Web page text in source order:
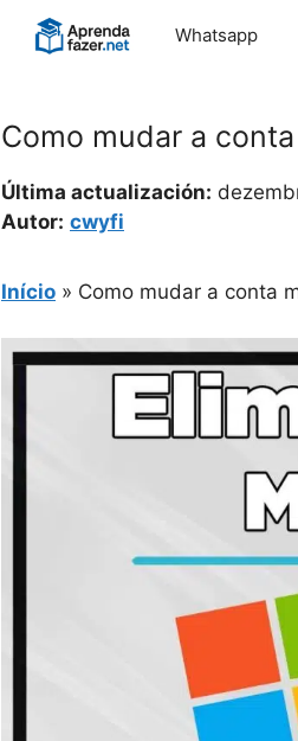
Whatsapp
Como mudar a
Última actualización:
Autor: cwyfi
Início » Como mudar a conta